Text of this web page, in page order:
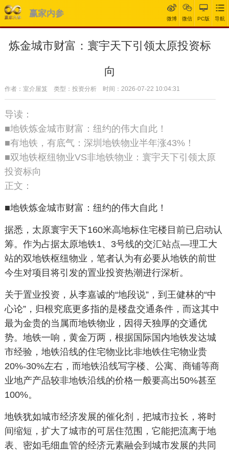
赢家内参
微博 微信 PC版 导航
炼金城市财富：寰宇天下引领太原投资标
向
作者：室介屋笈 类型：投资分析 时间：2026-07-22 10:04:31
导读：
■地铁炼金城市财富：纽约的伟大自此！
■有地铁，有底气：深圳地铁物业半年涨43%！
■双地铁枢纽物业VS非地铁物业：寰宇天下引领太原
投资标向
正文：
■地铁炼金城市财富：纽约的伟大自此！
据悉，太原寰宇天下160米高地标住宅楼目前已启动认
筹。作为占据太原地铁1、3号线的交汇站点—理工大
站的双地铁枢纽物业，笔者认为有必要从地铁的前世
今生对项目将引发的置业投资热潮进行深析。
关于置业投资，从李嘉诚的“地段说”，到王健林的“中
心论”，归根究底更多指的是楼盘交通条件，而这其中
最为金贵的当属而地铁物业，因得天独厚的交通优
势。地铁一响，黄金万两，根据国际国内地铁发达城
市经验，地铁沿线的住宅物业比非地铁住宅物业贵
20%-30%左右，而地铁沿线写字楼、公寓、商铺等商
业地产产品较非地铁沿线的价格一般要高出50%甚至
100%。
地铁犹如城市经济发展的催化剂，把城市拉长，将时
间缩短，扩大了城市的可居住范围，它能把流离于地
表、密如毛细血管的经济元素融会到城市发展的共同